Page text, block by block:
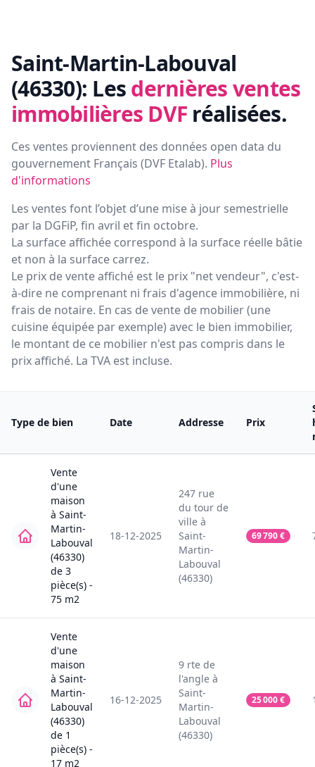
Saint-Martin-Labouval
(46330): Lesdernières ventes
immobilières DVF réalisées.
Ces ventes proviennent des données open data du
gouvernement Français (DVF Etalab). Plus
d'informations
Les ventes font l’objet d’une mise à jour semestrielle
par la DGFiP, fin avril et fin octobre.
La surface affichée correspond à la surface réelle bâtie
et non à la surface carrez.
Le prix de vente affiché est le prix "net vendeur", c'est-
à-dire ne comprenant ni frais d'agence immobilière, ni
frais de notaire. En cas de vente de mobilier (une
cuisine équipée par exemple) avec le bien immobilier,
le montant de ce mobilier n'est pas compris dans le
prix affiché. La TVA est incluse.
Type de bien Date Addresse Prix
Vente
d'une
maison
à Saint-
Martin-
Labouval
(46330)
de 3
pièce(s) -
75 m2
18-12-2025
247 rue
du tour de
ville à
Saint-
Martin-
Labouval
(46330)
69 790€
Vente
d'une
maison
à Saint-
Martin-
Labouval
(46330)
de 1
pièce(s) -
17 m2
16-12-2025
9 rte de
l'angle à
Saint-
Martin-
Labouval
(46330)
25 000€